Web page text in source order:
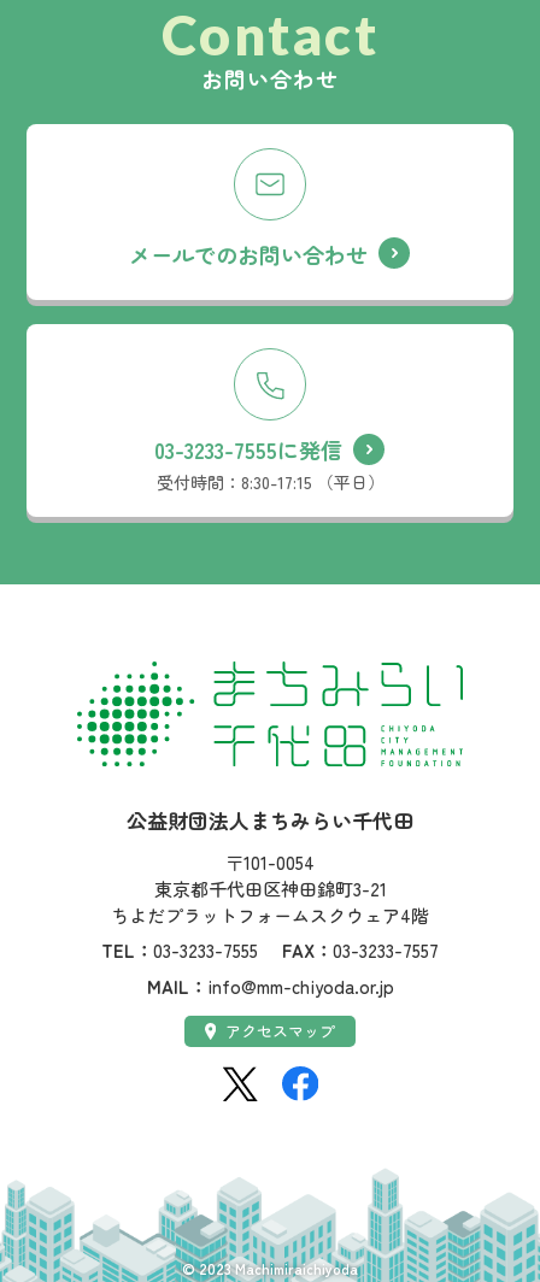
Contact
お問い合わせ
メールでのお問い合わせ
03-3233-7555に発信
受付時間： 8:30-17:15 （平日）
社名：
公益財団法人まちみらい千代田
住所：
〒101-0054
東京都千代田区神田錦町3-21
ちよだプラットフォームスクウェア4階
TEL： 03-3233-7555 FAX： 03-3233-7557
MAIL： info@mm-chiyoda.or.jp
アクセス：
アクセスマップ
SNS：
© 2023 Machimiraichiyoda